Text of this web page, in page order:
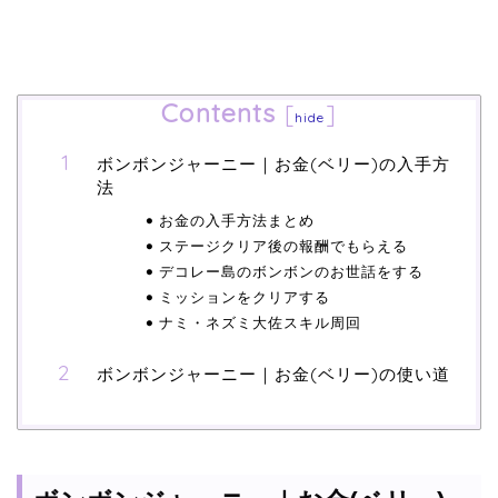
Contents [hide ]
ボンボンジャーニー｜お金(ベリー)の入手方
法
お金の入手方法まとめ
ステージクリア後の報酬でもらえる
デコレー島のボンボンのお世話をする
ミッションをクリアする
ナミ・ネズミ大佐スキル周回
ボンボンジャーニー｜お金(ベリー)の使い道